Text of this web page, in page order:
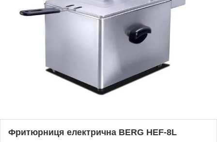
Фритюрниця електрична BERG HEF-8L